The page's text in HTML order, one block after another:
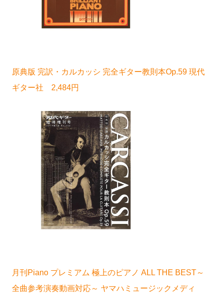
原典版 完訳・カルカッシ 完全ギター教則本Op.59 現代
ギター社 2,484円
月刊Piano プレミアム 極上のピアノ ALL THE BEST～
全曲参考演奏動画対応～ ヤマハミュージックメディ